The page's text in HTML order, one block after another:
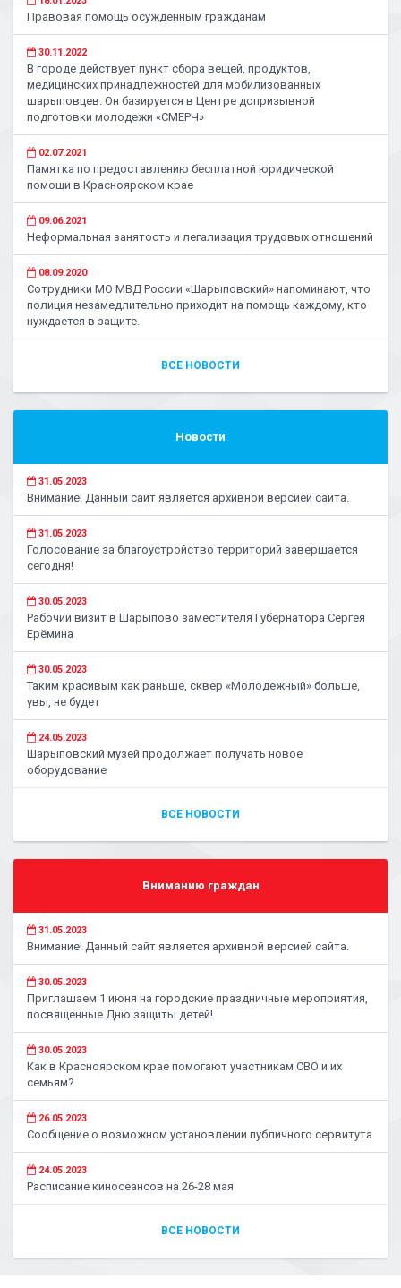
Правовая помощь осужденным гражданам
30.11.2022
В городе действует пункт сбора вещей, продуктов,
медицинских принадлежностей для мобилизованных
шарыповцев. Он базируется в Центре допризывной
подготовки молодежи «СМЕРЧ»
02.07.2021
Памятка по предоставлению бесплатной юридической
помощи в Красноярском крае
09.06.2021
Неформальная занятость и легализация трудовых отношений
08.09.2020
Сотрудники МО МВД России «Шарыповский» напоминают, что
полиция незамедлительно приходит на помощь каждому, кто
нуждается в защите.
ВСЕ НОВОСТИ
Новости
31.05.2023
Внимание! Данный сайт является архивной версией сайта.
31.05.2023
Голосование за благоустройство территорий завершается
сегодня!
30.05.2023
Рабочий визит в Шарыпово заместителя Губернатора Сергея
Ерёмина
30.05.2023
Таким красивым как раньше, сквер «Молодежный» больше,
увы, не будет
24.05.2023
Шарыповский музей продолжает получать новое
оборудование
ВСЕ НОВОСТИ
Вниманию граждан
31.05.2023
Внимание! Данный сайт является архивной версией сайта.
30.05.2023
Приглашаем 1 июня на городские праздничные мероприятия,
посвященные Дню защиты детей!
30.05.2023
Как в Красноярском крае помогают участникам СВО и их
семьям?
26.05.2023
Сообщение о возможном установлении публичного сервитута
24.05.2023
Расписание киносеансов на 26-28 мая
ВСЕ НОВОСТИ